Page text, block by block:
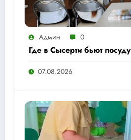
Админ 0
Где в Сысерти бьют посуду
07.08.2026